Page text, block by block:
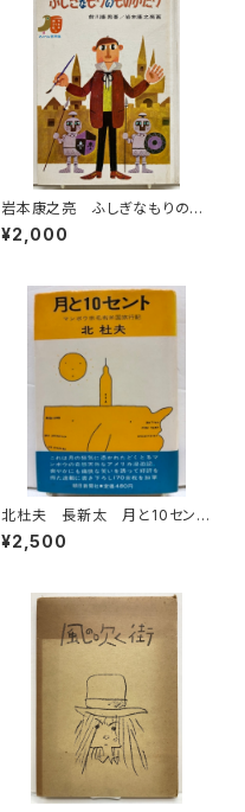
岩本康之亮 ふしぎなもりのも
のがたり 前川康男 創作どう
わ絵本８ 1966年 函なし
¥2,000
北杜夫 長新太 月と10セン
ト 1971年 初版 帯 朝日
新聞社
¥2,500